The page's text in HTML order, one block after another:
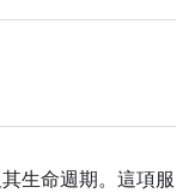
生命週期。這項服